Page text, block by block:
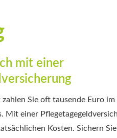
mit einer
Sie oft tausende Euro
Mit einer
Kosten. Sichern